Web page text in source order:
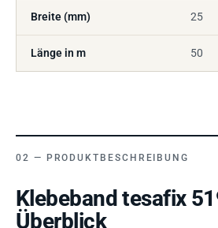
Breite (mm) 25
Länge in m 50
PRODUKTBESCHREIBUNG
Klebeband tesafix
Überblick